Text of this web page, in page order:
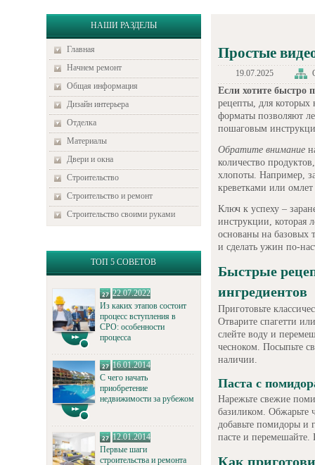
НАШИ РАЗДЕЛЫ
Главная
Начнем ремонт
Общая информация
Дизайн интерьера
Отделка
Материалы
Двери и окна
Строительство
Строительство и ремонт
Строительство своими руками
ТОП 5 СОВЕТОВ
22.07.2022
Из каких этапов состоит
процесс вступления в
СРО: особенности
процесса
16.01.2014
С чего начать
приобретение
недвижимости за рубежом
12.01.2014
Первые шаги
строительства и ремонта
Простые
19.07.2025
Если хотите быстро
рецепты, для
форматы позволяют
пошаговым
Обратите внимание
количество
хлопоты. Например,
креветками или
Ключ к успеху –
инструкции, которая
основаны на базовых
и сделать ужин по-
Быстрые
ингредиентов
Приготовьте
Отварите спагетти
слейте воду и
чесноком. Посыпьте
наличии.
Паста с
Нарежьте свежие
базиликом. Обжарьте
добавьте помидоры и
пасте и перемешайте.
Как